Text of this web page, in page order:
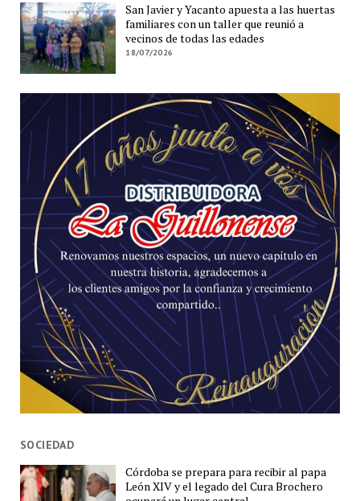
San Javier y Yacanto apuesta a las huertas
familiares con un taller que reunió a
vecinos de todas las edades
18/07/2026
SOCIEDAD
Córdoba se prepara para recibir al papa
León XIV y el legado del Cura Brochero